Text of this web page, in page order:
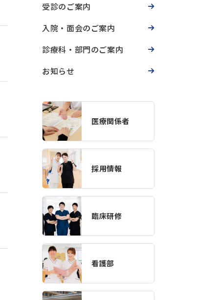
受診のご案内
入院・面会のご案内
診療科・部門のご案内
お知らせ
医療関係者
採用情報
臨床研修
看護部